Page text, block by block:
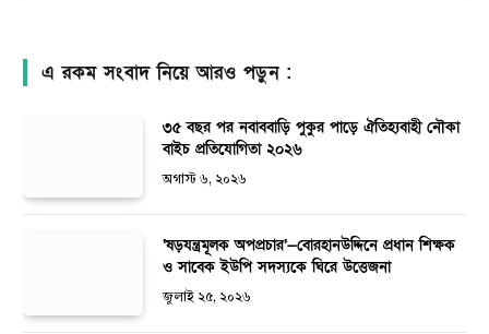
এ রকম সংবাদ নিয়ে আরও পড়ুন :
৩৫ বছর পর নবাববাড়ি পুকুর পাড়ে ঐতিহ্যবাহী নৌকা
বাইচ প্রতিযোগিতা ২০২৬
অগাস্ট ৬, ২০২৬
‘ষড়যন্ত্রমূলক অপপ্রচার’—বোরহানউদ্দিনে প্রধান শিক্ষক
ও সাবেক ইউপি সদস্যকে ঘিরে উত্তেজনা
জুলাই ২৫, ২০২৬